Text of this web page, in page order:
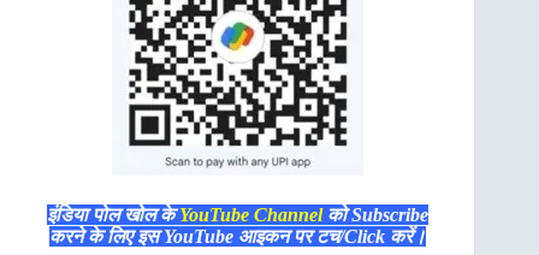
इंडिया पोल खोल केYouTube Channelको Subscribe
करने के लिए इस YouTube आइकन पर टच/Click करें।